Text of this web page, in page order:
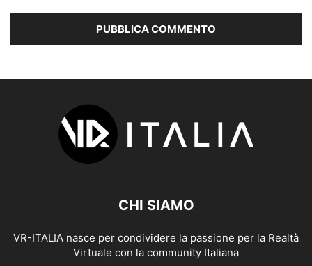
CHI SIAMO
VR-ITALIA nasce per condividere la passione per la Realtà
Virtuale con la community Italiana